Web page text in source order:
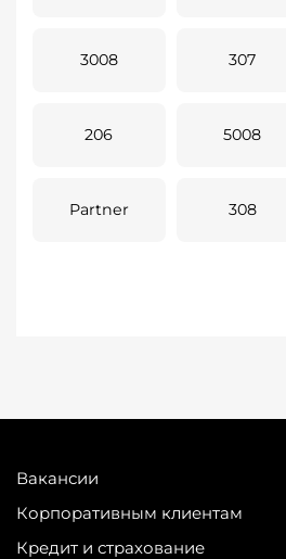
3008 307
206 5008
Partner 308
Вакансии
Корпоративным клиентам
Кредит и страхование